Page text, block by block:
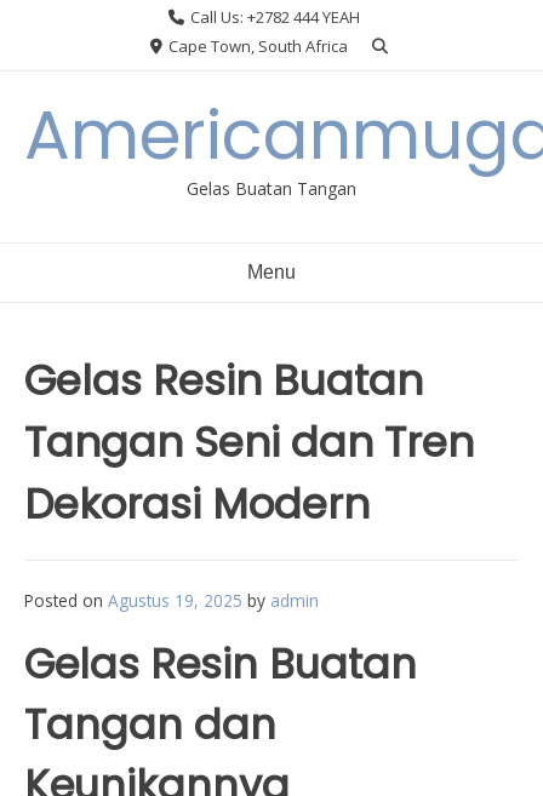
Call Us: +2782 444 YEAH
Cape Town, South Africa
Gelas Buatan Tangan
Menu
Gelas Resin Buatan
Tangan Seni dan Tren
Dekorasi Modern
Posted on Agustus 19, 2025 by admin
Gelas Resin Buatan
Tangan dan